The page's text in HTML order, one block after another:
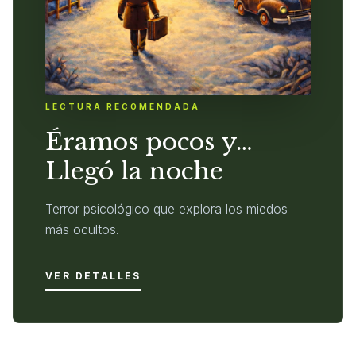
LECTURA RECOMENDADA
Éramos pocos y…
Llegó la noche
Terror psicológico que explora los miedos
más ocultos.
VER DETALLES